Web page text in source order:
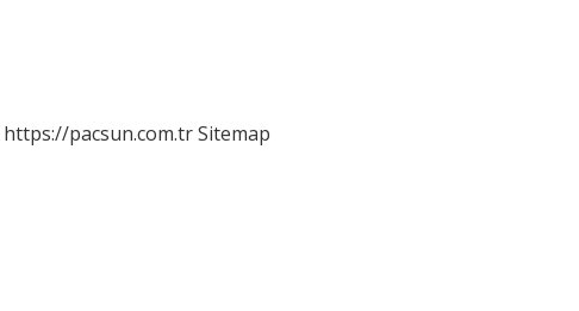
https://pacsun.com.trSitemap